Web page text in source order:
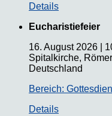
Details
Eucharistiefeier
16. August 2026
Spitalkirche,
Deutschland
Bereich:
Details